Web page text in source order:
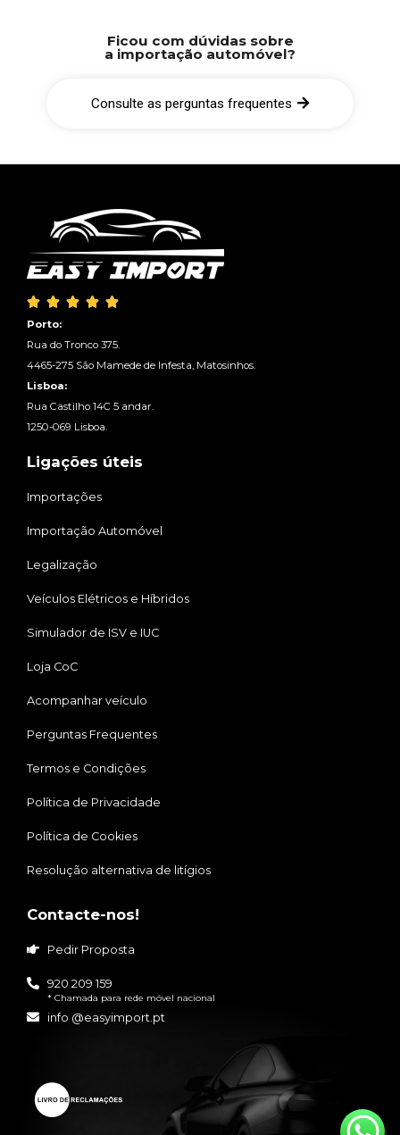
Ficou com dúvidas sobre
a importação automóvel?
Consulte as perguntas frequentes
    
Porto:
Rua do Tronco 375.
4465-275 São Mamede de Infesta, Matosinhos.
Lisboa:
Rua Castilho 14C 5 andar.
1250-069 Lisboa.
Ligações úteis
Importações
Importação Automóvel
Legalização
Veículos Elétricos e Híbridos
Simulador de ISV e IUC
Loja CoC
Acompanhar veículo
Perguntas Frequentes
Termos e Condições
Política de Privacidade
Política de Cookies
Resolução alternativa de litígios
Contacte-nos!
Pedir Proposta
920 209 159
* Chamada para rede móvel nacional
info @easyimport.pt